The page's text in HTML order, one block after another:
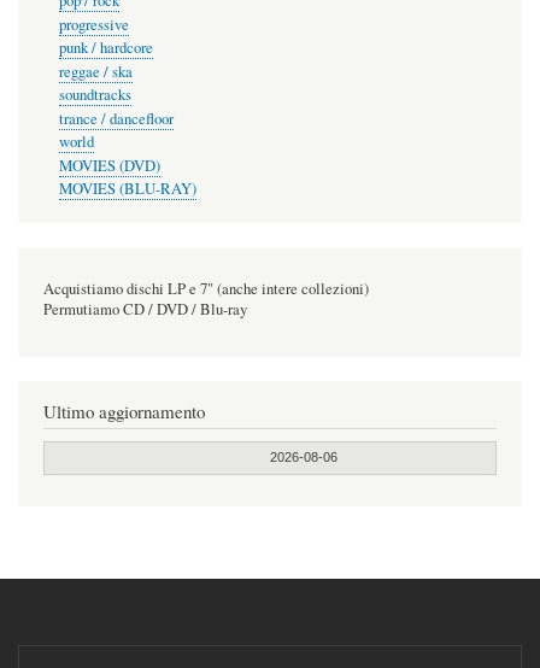
progressive
punk / hardcore
reggae / ska
soundtracks
trance / dancefloor
world
MOVIES (DVD)
MOVIES (BLU-RAY)
Acquistiamo dischi LP e 7" (anche intere collezioni)
Permutiamo CD / DVD / Blu-ray
Ultimo aggiornamento
2026-08-06